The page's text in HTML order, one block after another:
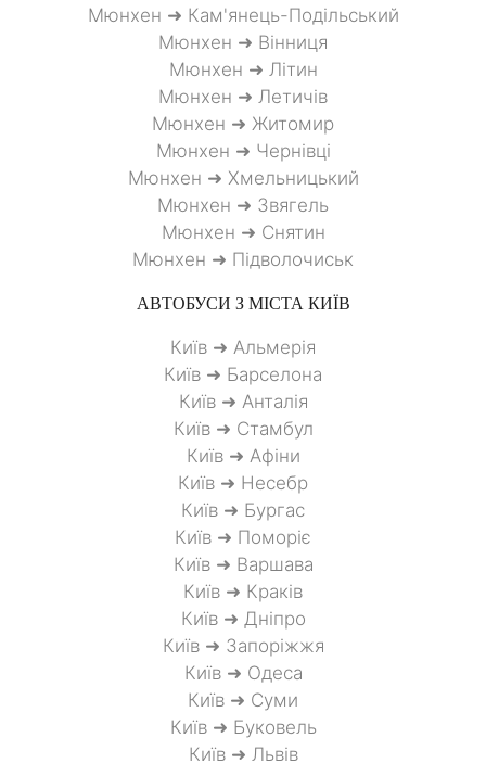
Мюнхен ➜ Кам'янець-Подільський
Мюнхен ➜ Вінниця
Мюнхен ➜ Літин
Мюнхен ➜ Летичів
Мюнхен ➜ Житомир
Мюнхен ➜ Чернівці
Мюнхен ➜ Хмельницький
Мюнхен ➜ Звягель
Мюнхен ➜ Снятин
Мюнхен ➜ Підволочиськ
АВТОБУСИ З МІСТА КИЇВ
Київ ➜ Альмерія
Київ ➜ Барселона
Київ ➜ Анталія
Київ ➜ Стамбул
Київ ➜ Афіни
Київ ➜ Несебр
Київ ➜ Бургас
Київ ➜ Поморіє
Київ ➜ Варшава
Київ ➜ Краків
Київ ➜ Дніпро
Київ ➜ Запоріжжя
Київ ➜ Одеса
Київ ➜ Суми
Київ ➜ Буковель
Київ ➜ Львів